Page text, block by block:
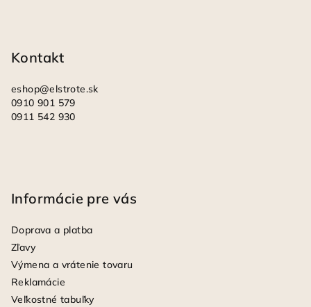
Kontakt
eshop@elstrote.sk
0910 901 579
0911 542 930
Informácie pre vás
Doprava a platba
Zľavy
Výmena a vrátenie tovaru
Reklamácie
Veľkostné tabuľky